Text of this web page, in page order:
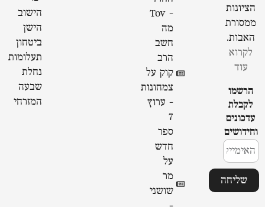
הציונות
ממסורת
האבות.
לקרוא
עוד
הרשמו
לקבלת
עדכונים
וחידושים
שליחה
- Tov
מה
חשב
הרב
קוק על
צמחונות
- ערוץ
7
ספר
חדש
על
מר
שושני
הישוב
הישן
ביטחון
תעלומות
נחלת
שבעה
המזרחי